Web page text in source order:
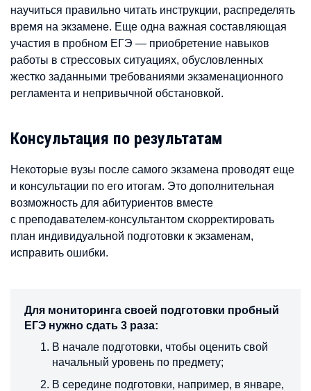
научиться правильно читать инструкции, распределять
время на экзамене. Еще одна важная составляющая
участия в пробном ЕГЭ — приобретение навыков
работы в стрессовых ситуациях, обусловленных
жестко заданными требованиями экзаменационного
регламента и непривычной обстановкой.
Консультация по результатам
Некоторые вузы после самого экзамена проводят еще
и консультации по его итогам. Это дополнительная
возможность для абитуриентов вместе
с преподавателем-консультантом скорректировать
план индивидуальной подготовки к экзаменам,
исправить ошибки.
Для мониторинга своей подготовки пробный
ЕГЭ нужно сдать 3 раза:
В начале подготовки, чтобы оценить свой
начальный уровень по предмету;
В середине подготовки, например, в январе,